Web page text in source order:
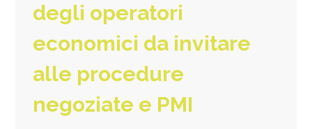
degli operatori
economici da invitare
alle procedure
negoziate e PMI